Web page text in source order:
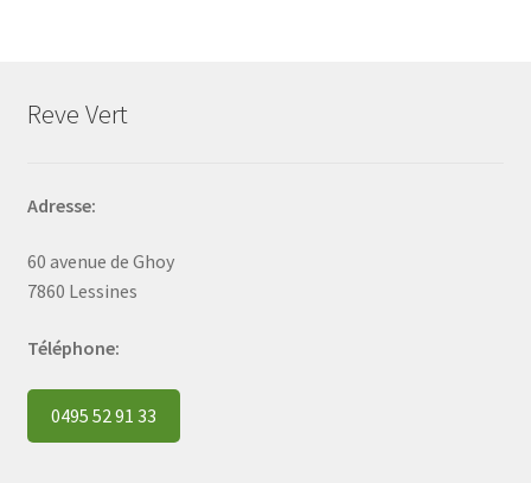
Reve Vert
Adresse:
60 avenue de Ghoy
7860 Lessines
Téléphone:
0495 52 91 33